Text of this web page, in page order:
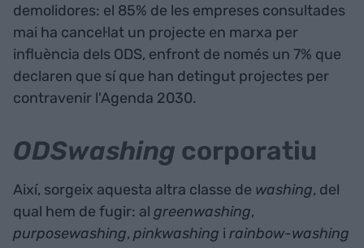
demolidores: el 85% de les empreses consultades
mai ha cancel·lat un projecte en marxa per
influència dels ODS, enfront de només un 7% que
declaren que sí que han detingut projectes per
contravenir l'Agenda 2030.
ODSwashing corporatiu
Així, sorgeix aquesta altra classe de washing, del
qual hem de fugir: al greenwashing,
purposewashing, pinkwashing i rainbow-washing